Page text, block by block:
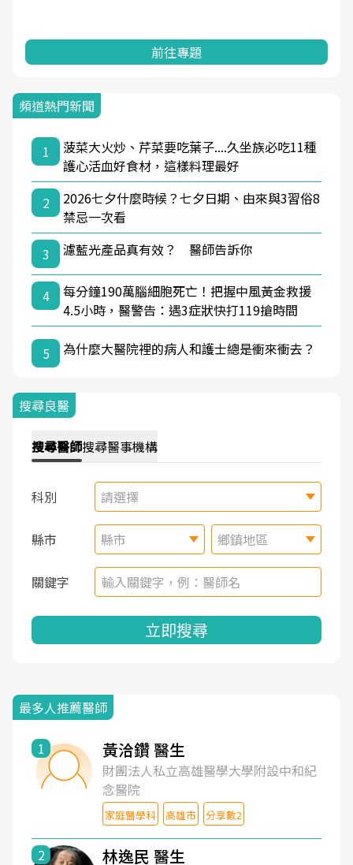
前往專題
頻道熱門新聞
1
菠菜大火炒、芹菜要吃葉子....久坐族必吃11種
護心活血好食材，這樣料理最好
2
2026七夕什麼時候？七夕日期、由來與3習俗8
禁忌一次看
3
濾藍光產品真有效？ 醫師告訴你
4
每分鐘190萬腦細胞死亡！把握中風黃金救援
4.5小時，醫警告：遇3症狀快打119搶時間
5 為什麼大醫院裡的病人和護士總是衝來衝去？
搜尋良醫
搜尋醫師搜尋醫事機構
科別 請選擇
縣市 縣市 鄉鎮地區
關鍵字
立即搜尋
最多人推薦醫師
1 黃洽鑽 醫生
財團法人私立高雄醫學大學附設中和紀
念醫院
家庭醫學科 高雄市 分享數2
2 林逸民 醫生